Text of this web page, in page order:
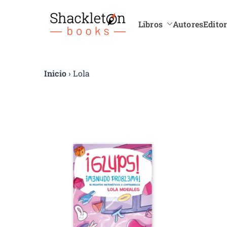
Libros Autores
Inicio› Lola